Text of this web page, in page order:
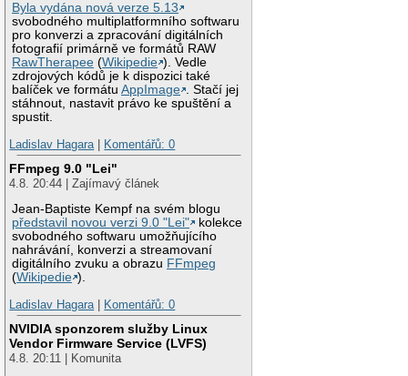
Byla vydána nová verze 5.13
svobodného multiplatformního softwaru
pro konverzi a zpracování digitálních
fotografií primárně ve formátů RAW
RawTherapee (Wikipedie ). Vedle
zdrojových kódů je k dispozici také
balíček ve formátuAppImage . Stačí jej
stáhnout, nastavit právo ke spuštění a
spustit.
Ladislav Hagara| Komentářů: 0
FFmpeg 9.0 "Lei"
4.8. 20:44 | Zajímavý článek
Jean-Baptiste Kempf na svém blogu
představil novou verzi 9.0 "Lei"
kolekce
svobodného softwaru umožňujícího
nahrávání, konverzi a streamovaní
digitálního zvuku a obrazu FFmpeg
(Wikipedie ).
Ladislav Hagara| Komentářů: 0
NVIDIA sponzorem služby Linux
Vendor Firmware Service (LVFS)
4.8. 20:11 | Komunita